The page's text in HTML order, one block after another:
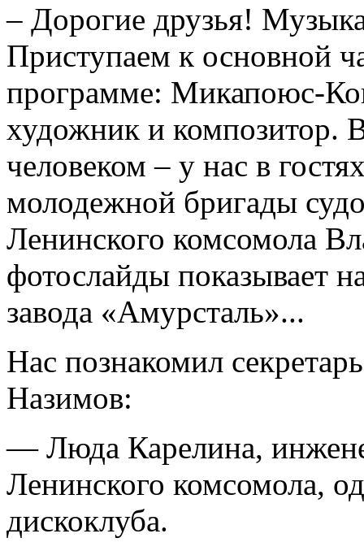
– Дорогие друзья!
Приступаем к основной
программе: Микапоюс-
художник и композитор.
человеком – у нас в
молодежной бригады
Ленинского комсомола
фотослайды показывает
завода «Амурсталь»...
Нас познакомил
Назимов:
— Люда Карелина,
Ленинского комсомола,
дискоклуба.